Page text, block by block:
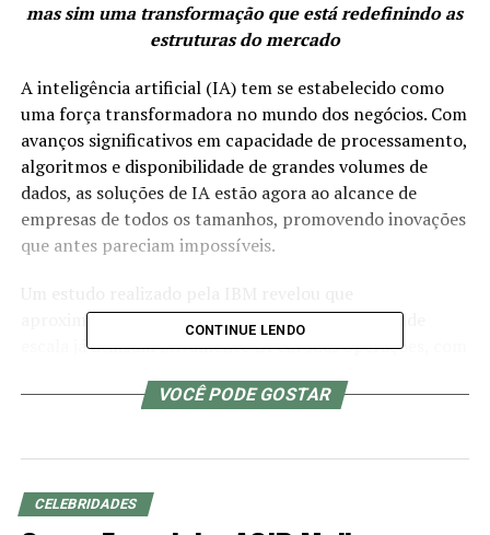
mas sim uma transformação que está redefinindo as
estruturas do mercado
A inteligência artificial (IA) tem se estabelecido como
uma força transformadora no mundo dos negócios. Com
avanços significativos em capacidade de processamento,
algoritmos e disponibilidade de grandes volumes de
dados, as soluções de IA estão agora ao alcance de
empresas de todos os tamanhos, promovendo inovações
que antes pareciam impossíveis.
aproximadamente 42% das organizações de grande
escala já utilizam ativamente IA em suas operações, com
acelerar ainda mais seu uso. A pesquisa ouviu mais de
Esses dados apontam que a adoção da Inteligência
CONTINUE LENDO
VOCÊ PODE GOSTAR
CELEBRIDADES